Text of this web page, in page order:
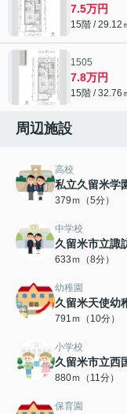
7.5万円
15階 / 29.12
1505
7.8万円
15階 / 32.76
周辺施設
高校
私立久留米学
379ｍ（5分）
中学校
久留米市立諏
633ｍ（8分）
幼稚園
久留米天使幼
791ｍ（10分）
小学校
久留米市立西
880ｍ（11分）
保育園